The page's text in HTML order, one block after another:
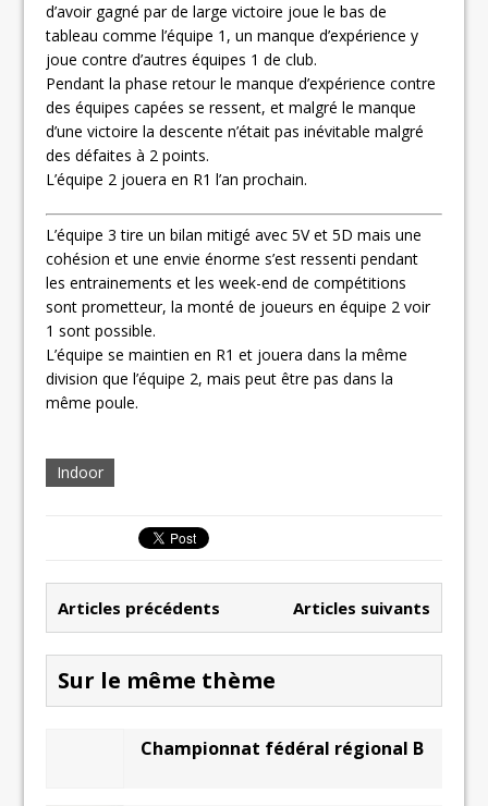
d’avoir gagné par de large victoire joue le bas de
tableau comme l’équipe 1, un manque d’expérience y
joue contre d’autres équipes 1 de club.
Pendant la phase retour le manque d’expérience contre
des équipes capées se ressent, et malgré le manque
d’une victoire la descente n’était pas inévitable malgré
des défaites à 2 points.
L’équipe 2 jouera en R1 l’an prochain.
L’équipe 3 tire un bilan mitigé avec 5V et 5D mais une
cohésion et une envie énorme s’est ressenti pendant
les entrainements et les week-end de compétitions
sont prometteur, la monté de joueurs en équipe 2 voir
1 sont possible.
L’équipe se maintien en R1 et jouera dans la même
division que l’équipe 2, mais peut être pas dans la
même poule.
Indoor
Articles précédents Articles suivants
Sur le même thème
Championnat fédéral régional B